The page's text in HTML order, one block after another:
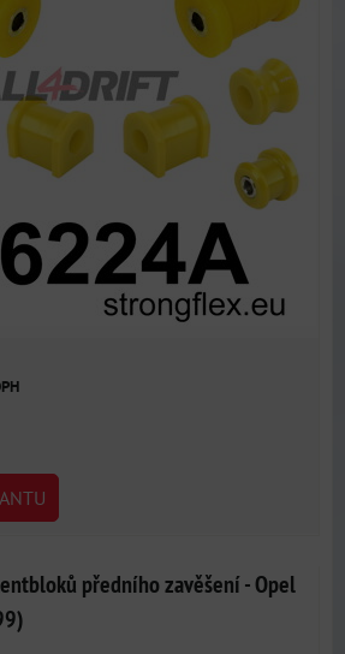
předního zavěšení - Opel